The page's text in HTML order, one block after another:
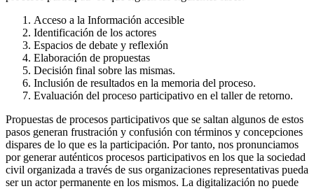
Acceso a la Información accesible
Identificación de los actores
Espacios de debate y reflexión
Elaboración de propuestas
Decisión final sobre las mismas.
Inclusión de resultados en la memoria del proceso.
Evaluación del proceso participativo en el taller de retorno.
Propuestas de procesos participativos que se saltan algunos de estos
pasos generan frustración y confusión con términos y concepciones
dispares de lo que es la participación. Por tanto, nos pronunciamos
por generar auténticos procesos participativos en los que la sociedad
civil organizada a través de sus organizaciones representativas pueda
ser un actor permanente en los mismos. La digitalización no puede